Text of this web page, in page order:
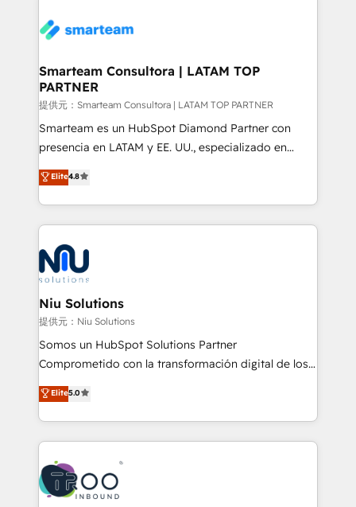
confidence. We deliver end to end strategy and
and technology around a single source of truth to
support sustainable growth and better decision-
making. Working with clients locally and globally, our
expertise includes HubSpot onboarding and CRM
implementation, automation, sales and customer
and data-driven campaigns. Winners of the first
Global HEART Award, Yamini Rogan, CEO of
Connect with us to see how we can do better and be
better together 🏆
Smarteam Consultora | LATAM TOP
PARTNER
提供元：Smarteam Consultora | LATAM TOP PARTNER
Smarteam es un HubSpot Diamond Partner con
presencia en LATAM y EE. UU., especializado en
implementaciones de HubSpot, integraciones API y
optimización de procesos comerciales con IA. Con
más de 6 años de experiencia, hemos liderado 100+
implementaciones conectando HubSpot con SAP,
ERPs, e-commerce, plataformas financieras,
WhatsApp y sistemas logísticos. Nuestro equipo
multicultural trabaja en español, inglés y portugués,
uniendo visión estratégica y excelencia técnica para
generar resultados medibles. Apoyamos a empresas
de construcción, educación, tecnología, retail, e-
commerce, salud, financieras, seguros y servicios,
tomar decisiones basadas en datos. 🌎 Highlights:
5+ años como partner HubSpot 100+
LATAM 2025 🏆 Impulsamos crecimiento con CRM +
IA en múltiples industrias. 👉 ¿Listo para transformar
Elite4.8
Niu Solutions
提供元：Niu Solutions
Somos un HubSpot Solutions Partner
Comprometido con la transformación digital de los
procesos comerciales de las empresas en
Latinoamérica, con un enfoque en Marketing, Ventas
y Servicio al Cliente. Somos un equipo de trabajo
multidisciplinario de alto rendimiento, con
conocimiento y experiencia enfocado en: 1.
Optimizar la eficiencia operativa de nuestros
clientes 2. Mejorar la experiencia del cliente 3.
Elite5.0